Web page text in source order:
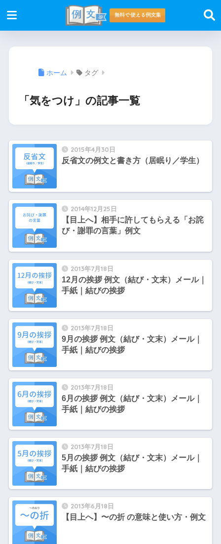
ホーム タグ
「気をつけ」の記事一覧
2015年4月30日
反省文の例文と書き方（居眠り／学生）
2014年12月25日
【目上へ】相手に許してもらえる「お詫
び・謝罪の言葉」例文
2013年7月18日
12月の挨拶 例文（結び・文末）メール｜
手紙｜結びの挨拶
2013年7月18日
9月の挨拶 例文（結び・文末）メール｜
手紙｜結びの挨拶
2013年7月18日
6月の挨拶 例文（結び・文末）メール｜
手紙｜結びの挨拶
2013年7月18日
5月の挨拶 例文（結び・文末）メール｜
手紙｜結びの挨拶
2013年6月18日
【目上へ】〜の折 の意味と使い方・例文